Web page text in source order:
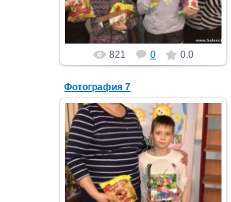
821 0 0.0
Фотография 7
29.12.2018
PGCh